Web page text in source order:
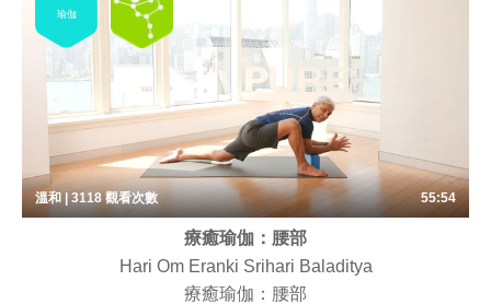
瑜伽
溫和 | 3118觀看次數 55:54
療癒瑜伽：腰部
Hari Om Eranki Srihari Baladitya
療癒瑜伽：腰部